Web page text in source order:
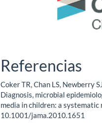
Referencias
Coker TR, Chan LS, Newberry
Diagnosis, microbial
media in children: a
10.1001/jama.2010.1651